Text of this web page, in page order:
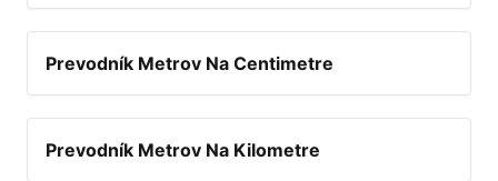
Prevodník Metrov Na Centimetre
Prevodník Metrov Na Kilometre